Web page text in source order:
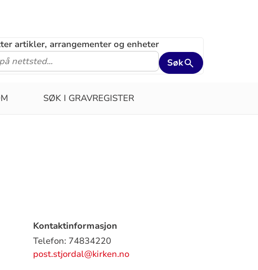
artikler, arrangementer og enheter
Søk
SØK I GRAVREGISTER
Kontaktinformasjon
Telefon: 74834220
post.stjordal@kirken.no